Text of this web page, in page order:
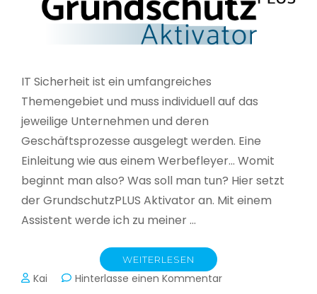
IT Sicherheit ist ein umfangreiches
Themengebiet und muss individuell auf das
jeweilige Unternehmen und deren
Geschäftsprozesse ausgelegt werden. Eine
Einleitung wie aus einem Werbefleyer… Womit
beginnt man also? Was soll man tun? Hier setzt
der GrundschutzPLUS Aktivator an. Mit einem
Assistent werde ich zu meiner …
WEITERLESEN
Kai Hinterlasse einen Kommentarzu